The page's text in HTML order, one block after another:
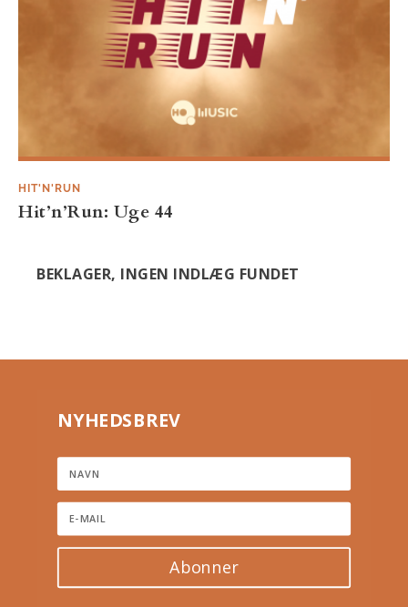
HIT'N'RUN
Hit’n’Run: Uge 44
BEKLAGER, INGEN INDLÆG FUNDET
NYHEDSBREV
Abonner